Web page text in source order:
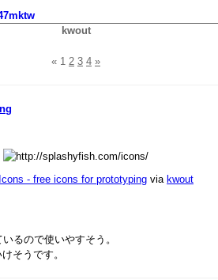
kwout
« 1 2 3 4 »
- free icons for prototyping via kwout
るので使いやすそう。
そうです。